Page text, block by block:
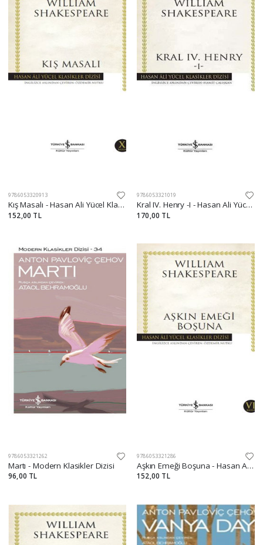
9786053320913
Kış Masalı - Hasan Ali Yücel Klasikleri
152,00 TL
9786053321019
Kral IV. Henry -I - Hasan Ali Yücel Klasikleri
170,00 TL
9786053321262
Martı - Modern Klasikler Dizisi
96,00 TL
9786053321286
Aşkın Emeği Boşuna - Hasan Ali Yücel Klasikleri
152,00 TL